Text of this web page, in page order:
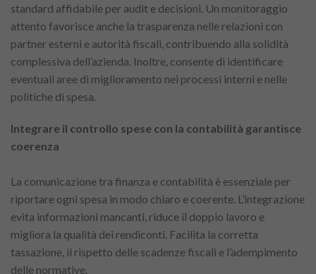
standard affidabile per audit e decisioni. Un monitoraggio
attento favorisce anche la trasparenza nelle relazioni con
partner esterni e autorità fiscali, contribuendo alla solidità
complessiva dell’azienda. Inoltre, consente di identificare
eventuali aree di miglioramento nei processi interni e nelle
politiche di spesa.
Integrare il controllo spese con la contabilità garantisce
coerenza
La comunicazione tra finanza e contabilità è essenziale per
riportare ogni spesa in modo chiaro e coerente. L’integrazione
evita informazioni mancanti, riduce il doppio lavoro e
migliora la qualità dei rendiconti. Facilita la corretta
tassazione, il rispetto delle scadenze fiscali e l’adempimento
delle normative.